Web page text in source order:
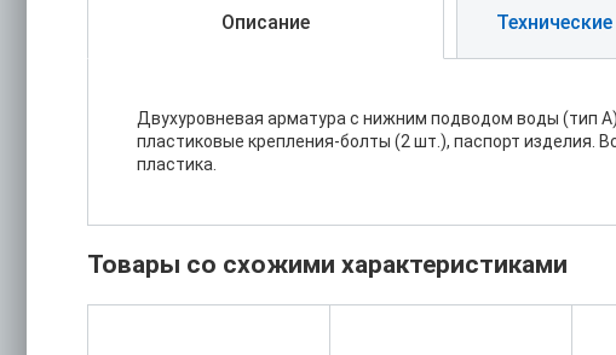
Описание
Двухуровневая арматура с нижним подводом воды (тип
пластиковые крепления-болты (2 шт.), паспорт изделия.
пластика.
Товары со схожими характеристиками